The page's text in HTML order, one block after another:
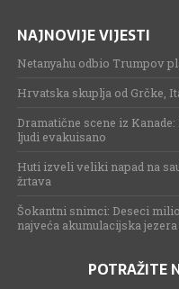
NAJNOVIJE VIJESTI
Netanyahu odbio Trumpov
Hrvatska skuplja od Grčke,
Dramatične scene iz
ljudi evakuisano
Huti izveli veliki napad na
žrtava
Šokantni snimci: Deseci
najveća akumulacijska
POTRAŽITE